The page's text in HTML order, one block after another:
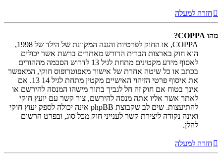
חזרה למעלה
מהו COPPA?
COPPA, או החוק לפרטיות והגנה המקוונת של הילד של 1998,
הוא חוק בארצות הברית הדורש מאתרים ברשת אשר יכולים
לאסוף מידע מקטינים מתחת לגיל 13 לדרוש הסכמה מההורים
בכתב או כל שיטה אחרת של אישור מאפוטרופוס חוקי, המאפשר
את איסוף פרטי הזיהוי האישיים מקטין מתחת לגיל 14 13. אם
אינך בטוח אם חוק זה חל לגביך בתור מישהו המנסה להירשם או
לאתר אשר אליו אתה מנסה להירשם, צור קשר עם יועץ חוקי
להתיעצות. שים לב שקבוצת phpBB אינה יכולה לספק יעוץ חוקי
ואינה נקודה ליצירת קשר לענייני חוק מכל סוג, ובפרט הרשום
להלן.
חזרה למעלה